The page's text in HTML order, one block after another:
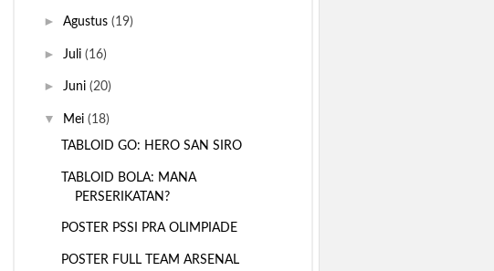
► Agustus (19)
► Juli (16)
► Juni (20)
▼ Mei (18)
TABLOID GO: HERO SAN SIRO
TABLOID BOLA: MANA
PERSERIKATAN?
POSTER PSSI PRA OLIMPIADE
POSTER FULL TEAM ARSENAL